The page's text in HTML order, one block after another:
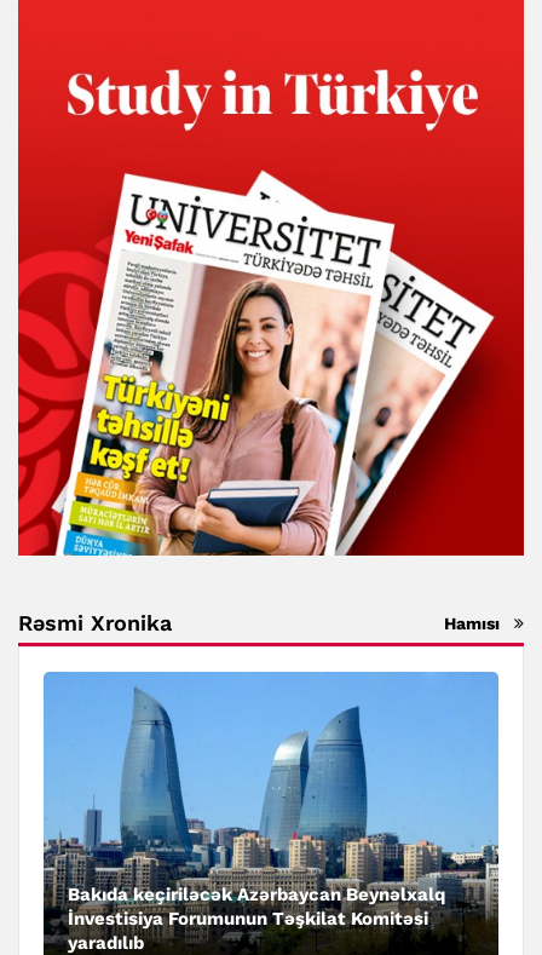
Rəsmi Xronika Hamısı
Bakıda keçiriləcək Azərbaycan Beynəlxalq
İnvestisiya Forumunun Təşkilat Komitəsi
yaradılıb